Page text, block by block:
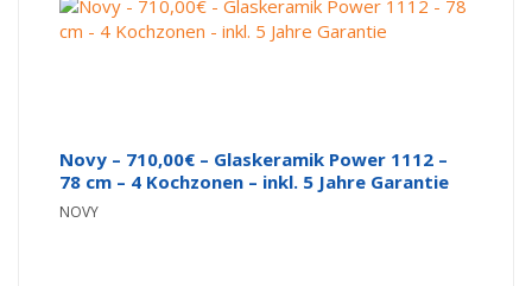
Novy – 710,00€ – Glaskeramik Power 1112 –
78 cm – 4 Kochzonen – inkl. 5 Jahre Garantie
NOVY